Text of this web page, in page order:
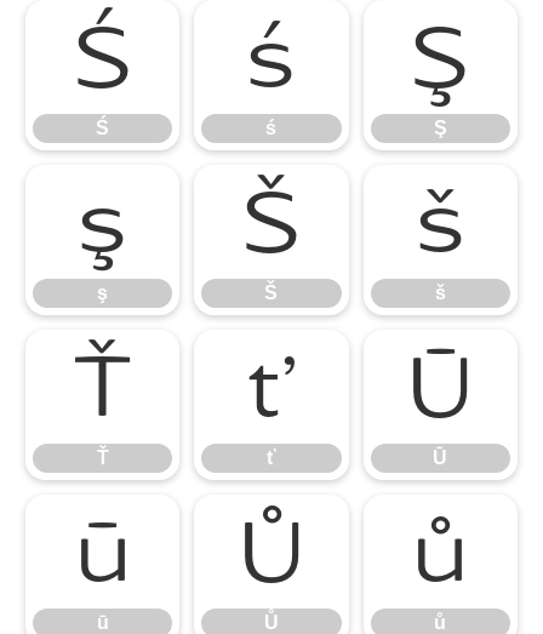
Ś
Ś
ś
ś
Ş
Ş
ş
ş
Š
Š
š
š
Ť
Ť
ť
ť
Ū
Ū
ū
ū
Ů
Ů
ů
ů